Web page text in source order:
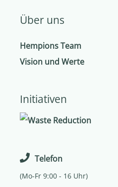
Über uns
Hempions Team
Vision und Werte
Initiativen
Telefon
(Mo-Fr 9:00 - 16 Uhr)